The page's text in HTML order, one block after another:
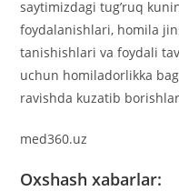
saytimizdagi tug’ruq
foydalanishlari, homila
tanishishlari va foydali
uchun homiladorlikka
ravishda kuzatib
med360.uz
Oxshash xabarlar: